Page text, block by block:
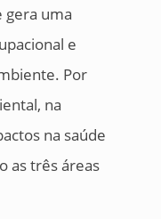
gera uma
e
Por
na
na saúde
as três áreas